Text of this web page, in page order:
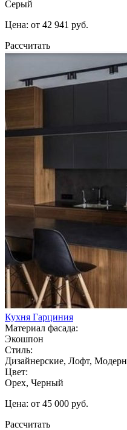
Серый
Цена: от 42 941 руб.
Рассчитать
Кухня Гарциния
Материал фасада:
Экошпон
Стиль:
Дизайнерские, Лофт, Модерн
Цвет:
Орех, Черный
Цена: от 45 000 руб.
Рассчитать